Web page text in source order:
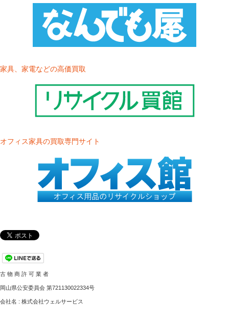
家具、家電などの高価買取
オフィス家具の買取専門サイト
古 物 商 許 可 業 者
岡山県公安委員会 第721130022334号
会社名 : 株式会社ウェルサービス